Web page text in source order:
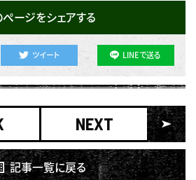
ページをシェアする
ツイート LINEで送る
NEXT
記事一覧に戻る